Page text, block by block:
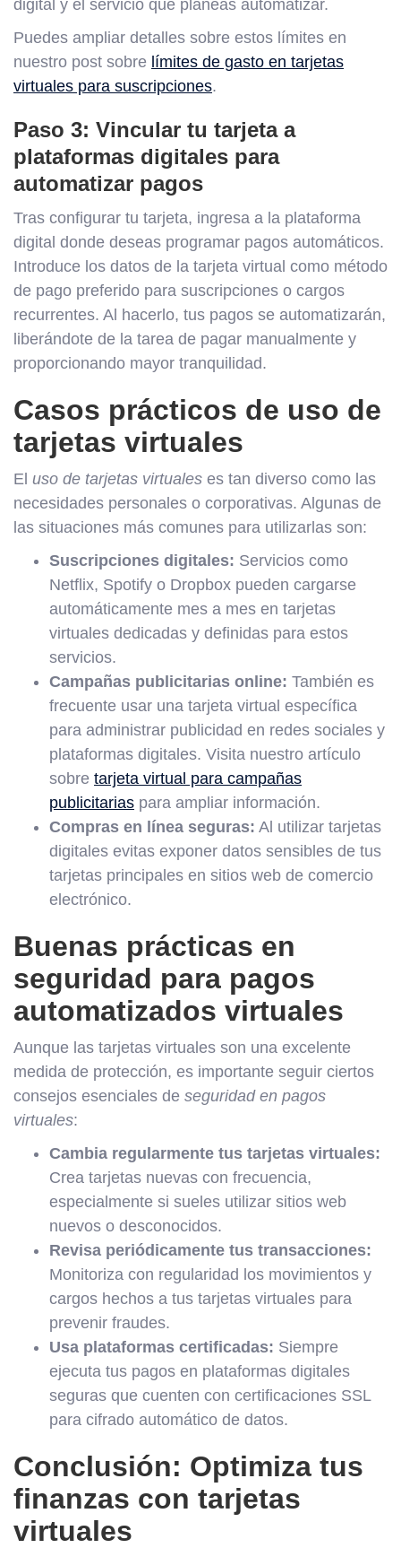
digital y el servicio que planeas automatizar.
Puedes ampliar detalles sobre estos límites en
nuestro post sobre límites de gasto en tarjetas
virtuales para suscripciones.
Paso 3: Vincular tu tarjeta a
plataformas digitales para
automatizar pagos
Tras configurar tu tarjeta, ingresa a la plataforma
digital donde deseas programar pagos automáticos.
Introduce los datos de la tarjeta virtual como método
de pago preferido para suscripciones o cargos
recurrentes. Al hacerlo, tus pagos se automatizarán,
liberándote de la tarea de pagar manualmente y
proporcionando mayor tranquilidad.
Casos prácticos de uso de
tarjetas virtuales
El uso de tarjetas virtuales es tan diverso como las
necesidades personales o corporativas. Algunas de
las situaciones más comunes para utilizarlas son:
Suscripciones digitales: Servicios como
Netflix, Spotify o Dropbox pueden cargarse
automáticamente mes a mes en tarjetas
virtuales dedicadas y definidas para estos
servicios.
Campañas publicitarias online: También es
frecuente usar una tarjeta virtual específica
para administrar publicidad en redes sociales y
plataformas digitales. Visita nuestro artículo
sobre tarjeta virtual para campañas
publicitarias para ampliar información.
Compras en línea seguras: Al utilizar tarjetas
digitales evitas exponer datos sensibles de tus
tarjetas principales en sitios web de comercio
electrónico.
Buenas prácticas en
seguridad para pagos
automatizados virtuales
Aunque las tarjetas virtuales son una excelente
medida de protección, es importante seguir ciertos
consejos esenciales de seguridad en pagos
virtuales:
Cambia regularmente tus tarjetas virtuales:
Crea tarjetas nuevas con frecuencia,
especialmente si sueles utilizar sitios web
nuevos o desconocidos.
Revisa periódicamente tus transacciones:
Monitoriza con regularidad los movimientos y
cargos hechos a tus tarjetas virtuales para
prevenir fraudes.
Usa plataformas certificadas: Siempre
ejecuta tus pagos en plataformas digitales
seguras que cuenten con certificaciones SSL
para cifrado automático de datos.
Conclusión: Optimiza tus
finanzas con tarjetas
virtuales